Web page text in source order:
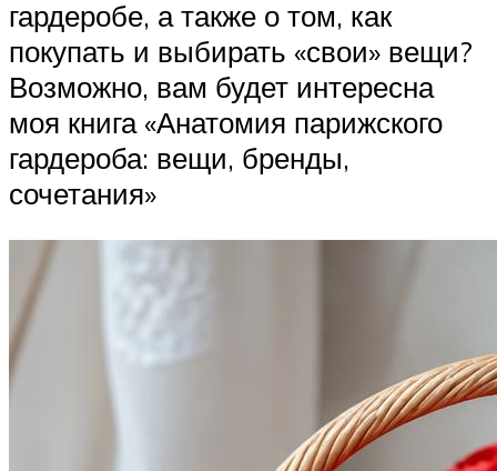
гардеробе, а также о том, как
покупать и выбирать «свои» вещи?
Возможно, вам будет интересна
моя книга «Анатомия парижского
гардероба: вещи, бренды,
сочетания»